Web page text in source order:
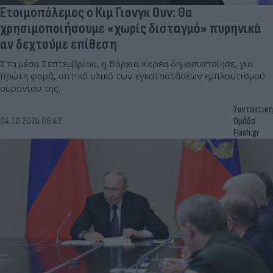
Ετοιμοπόλεμος ο Κιμ Γιονγκ Ουν: Θα
χρησιμοποιήσουμε «χωρίς δισταγμό» πυρηνικά
αν δεχτούμε επίθεση
Στα μέσα Σεπτεμβρίου, η Βόρεια Κορέα δημοσιοποίησε, για
πρώτη φορά, οπτικό υλικό των εγκαταστάσεων εμπλουτισμού
ουρανίου της.
04.10.2024 06:42
Συντακτική
Ομάδα
Flash.gr